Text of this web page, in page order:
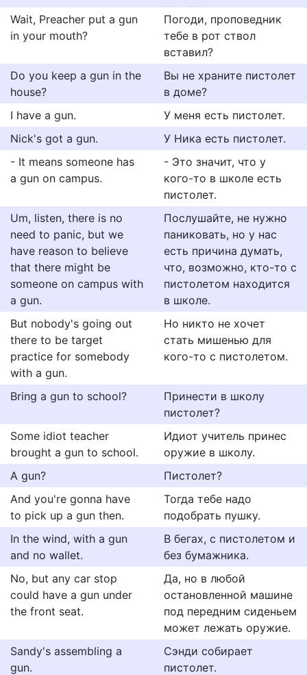
Wait, Preacher put a gun
in your mouth?
Погоди, проповедник
тебе в рот ствол
вставил?
Do you keep a gun in the
house?
Вы не храните пистолет
в доме?
I have a gun.
У меня есть пистолет.
Nick's got a gun.
У Ника есть пистолет.
- It means someone has
a gun on campus.
- Это значит, что у
кого-то в школе есть
пистолет.
Um, listen, there is no
need to panic, but we
have reason to believe
that there might be
someone on campus with
a gun.
Послушайте, не нужно
паниковать, но у нас
есть причина думать,
что, возможно, кто-то с
пистолетом находится
в школе.
But nobody's going out
there to be target
practice for somebody
with a gun.
Но никто не хочет
стать мишенью для
кого-то с пистолетом.
Bring a gun to school?
Принести в школу
пистолет?
Some idiot teacher
brought a gun to school.
Идиот учитель принес
оружие в школу.
A gun?
Пистолет?
And you're gonna have
to pick up a gun then.
Тогда тебе надо
подобрать пушку.
In the wind, with a gun
and no wallet.
В бегах, с пистолетом и
без бумажника.
No, but any car stop
could have a gun under
the front seat.
Да, но в любой
остановленной машине
под передним сиденьем
может лежать оружие.
Sandy's assembling a
gun.
Сэнди собирает
пистолет.